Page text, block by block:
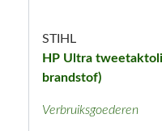
STIHL
HP Ultra
brandstof)
Verbruiksgoederen